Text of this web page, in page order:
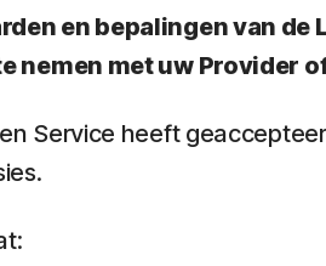
en bepalingen van
nemen met uw Provider
Service heeft